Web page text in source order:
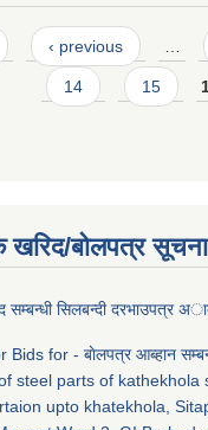
‹ previous
14 15
खरिद/बोलपत्र सूचना
सम्बन्धी सिलबन्दी दरभाउपत्र
for - बाेलपत्र आब्हान
steel parts of kathekhola
upto khatekhola,